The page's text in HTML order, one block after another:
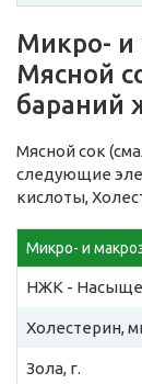
Микро- и
Мясной
бараний
Мясной сок
следующие
кислоты,
Микро- и
НЖК -
Холестерин,
Зола, г.